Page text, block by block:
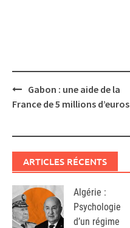
Post
navigation
Gabon : une aide de la
France de 5 millions d’euros
ARTICLES RÉCENTS
Algérie :
Psychologie
d’un régime